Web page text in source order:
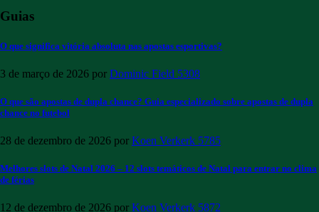
Guias
O que significa vitória absoluta nas apostas esportivas?
3 de março de 2026 por Dominic Field 5308
O que são apostas de dupla chance? Guia especializado sobre apostas de dupla
chance no futebol
28 de dezembro de 2026 por Koen Verkerk 5785
Melhores slots de Natal 2026 – 12 slots temáticos de Natal para entrar no clima
de férias
12 de dezembro de 2026 por Koen Verkerk 5872